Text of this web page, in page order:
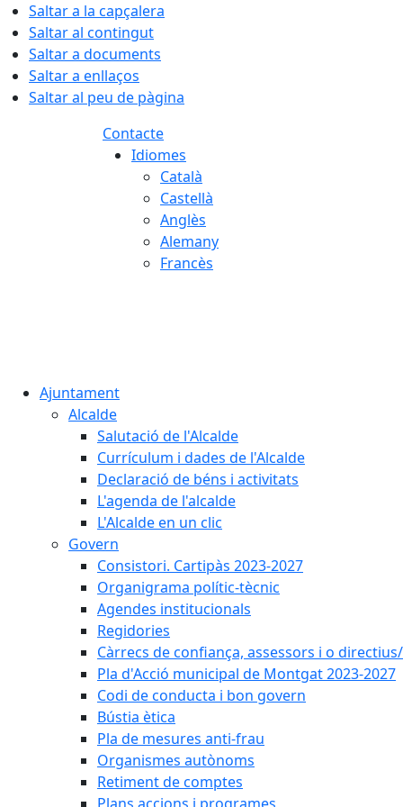
Saltar a la capçalera
Saltar al contingut
Saltar a documents
Saltar a enllaços
Saltar al peu de pàgina
Contacte
Idiomes
Català
Castellà
Anglès
Alemany
Francès
Ajuntament
Alcalde
Salutació de l'Alcalde
Currículum i dades de l'Alcalde
Declaració de béns i activitats
L'agenda de l'alcalde
L'Alcalde en un clic
Govern
Consistori. Cartipàs 2023-2027
Organigrama polític-tècnic
Agendes institucionals
Regidories
Càrrecs de confiança, assessors i o
Pla d'Acció municipal de Montgat 2023-2027
Codi de conducta i bon govern
Bústia ètica
Pla de mesures anti-frau
Organismes autònoms
Retiment de comptes